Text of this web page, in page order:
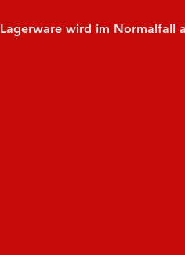
Lagerware wird im Normalfall